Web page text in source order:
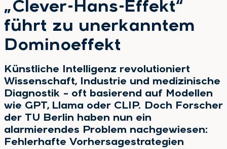
:
„Clever-Hans-Effekt“
führt zu unerkanntem
Dominoeffekt
Künstliche Intelligenz revolutioniert
Wissenschaft, Industrie und medizinische
Diagnostik – oft basierend auf Modellen
wie GPT, Llama oder CLIP. Doch Forscher
der TU Berlin haben nun ein
alarmierendes Problem nachgewiesen:
Fehlerhafte Vorhersagestrategien